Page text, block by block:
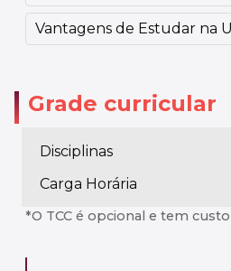
Vantagens de Estudar na
Grade curricular
Disciplinas
Carga Horária
*O TCC é opcional e tem custo